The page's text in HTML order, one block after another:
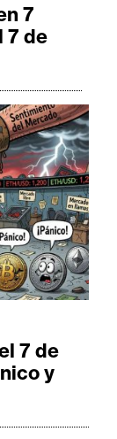
7
7 de
7 de
y